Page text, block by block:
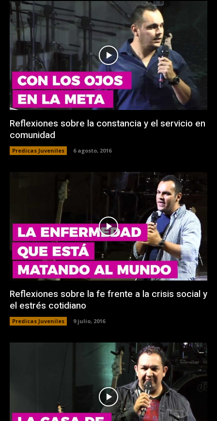
Reflexiones sobre la constancia y el servicio en
comunidad
Predicas Juveniles 6 agosto, 2016
Reflexiones sobre la fe frente a la crisis social y
el estrés cotidiano
Predicas Juveniles 9 julio, 2016